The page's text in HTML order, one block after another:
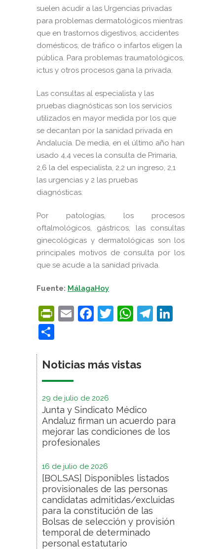
suelen acudir a las Urgencias privadas
para problemas dermatológicos mientras
que en trastornos digestivos, accidentes
domésticos, de tráfico o infartos eligen la
pública. Para problemas traumatológicos,
ictus y otros procesos gana la privada.
Las consultas al especialista y las
pruebas diagnósticas son los servicios
utilizados en mayor medida por los que
se decantan por la sanidad privada en
Andalucía. De media, en el último año han
usado 4,4 veces la consulta de Primaria,
2,6 la del especialista, 2,2 un ingreso, 2,1
las urgencias y 2 las pruebas
diagnósticas.
Por patologías, los procesos
oftalmológicos, gástricos, las consultas
ginecológicas y dermatológicas son los
principales motivos de consulta por los
que se acude a la sanidad privada.
Fuente: MálagaHoy
PrintFriendly
EmailFacebook
Twitter
WhatsApp
Noticias más vistas
29 de julio de 2026
Junta y Sindicato Médico
Andaluz firman un acuerdo para
mejorar las condiciones de los
profesionales
16 de julio de 2026
[BOLSAS] Disponibles listados
provisionales de las personas
candidatas admitidas/excluidas
para la constitución de las
Bolsas de selección y provisión
temporal de determinado
personal estatutario